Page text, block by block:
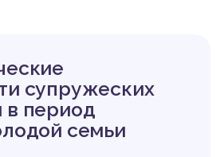
опросник» в адаптации А.Б.
Р. Льюис, адаптация
И.М. Марковской [28].
данных: методы
ранговой корреляции r-Спирмена).
супружеских
в период
семьи